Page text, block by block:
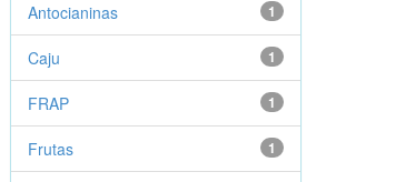
1
Antocianinas
1
Caju
1
FRAP
1
Frutas